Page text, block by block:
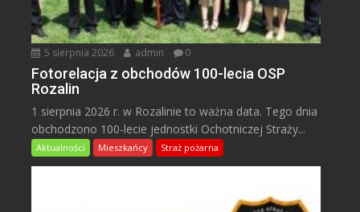
5 sierpnia 2026 admin 0
Fotorelacja z obchodów 100-lecia OSP
Rozalin
1 sierpnia 2026 r. w Rozalinie to ważna data. Tego dnia
obchodzono 100-lecie jednostki Ochotniczej Straży...
Aktualności Mieszkańcy Straż pożarna